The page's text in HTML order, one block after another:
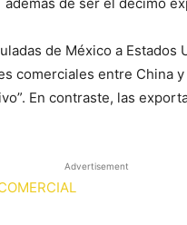
de México a Estados
comerciales entre China
En contraste, las
Advertisement